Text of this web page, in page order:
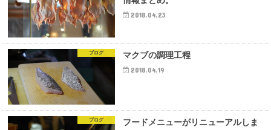
2018.04.23
ブログ マクブの調理工程
2018.04.19
ブログ
フードメニューがリニューアルしま